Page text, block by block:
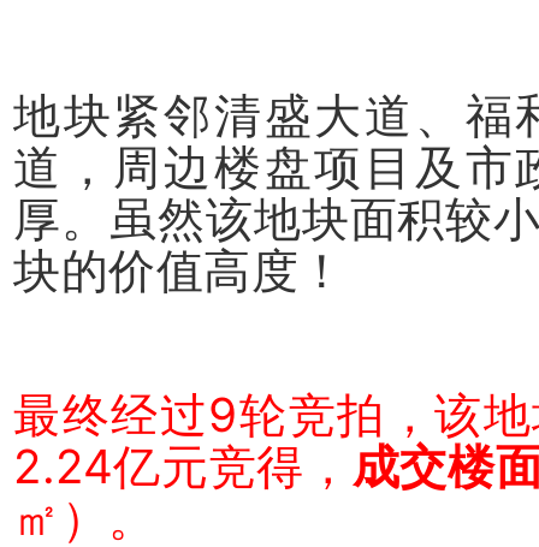
地块紧邻清盛大道、福
道，周边楼盘项目及市
厚。虽然该地块面积较
块的价值高度！
最终经过9轮竞拍，该
2.24亿元竞得， 成交楼
㎡）。